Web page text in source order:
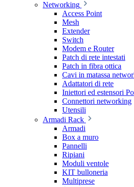
Networking
Access Point
Mesh
Extender
Switch
Modem e Router
Patch di rete intestati
Patch in fibra ottica
Cavi in matassa
Adattatori di rete
Iniettori ed estensori
Connettori networking
Utensili
Armadi Rack
Armadi
Box a muro
Pannelli
Ripiani
Moduli ventole
KIT bulloneria
Multiprese